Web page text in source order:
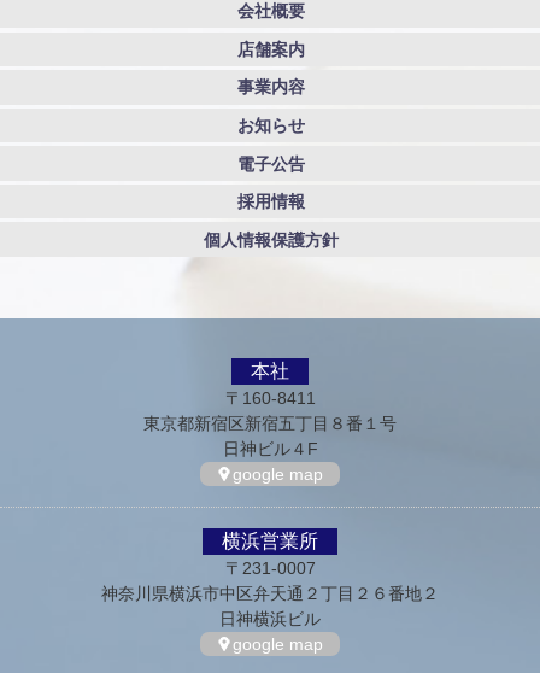
会社概要
店舗案内
事業内容
お知らせ
電子公告
採用情報
個人情報保護方針
本社
〒160-8411
東京都新宿区新宿五丁目８番１号
日神ビル４F
google map
横浜営業所
〒231-0007
神奈川県横浜市中区弁天通２丁目２６番地２
日神横浜ビル
google map